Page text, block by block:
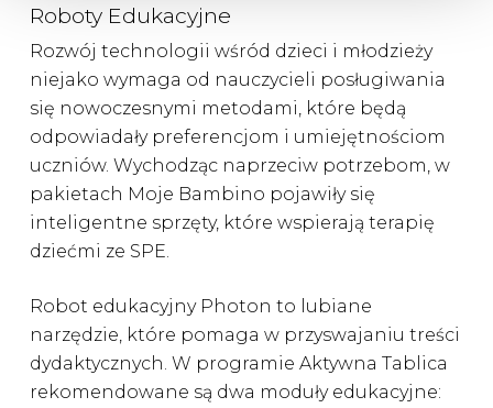
Roboty Edukacyjne
Rozwój technologii wśród dzieci i młodzieży
niejako wymaga od nauczycieli posługiwania
się nowoczesnymi metodami, które będą
odpowiadały preferencjom i umiejętnościom
uczniów. Wychodząc naprzeciw potrzebom, w
pakietach Moje Bambino pojawiły się
inteligentne sprzęty, które wspierają terapię
dziećmi ze SPE.
Robot edukacyjny Photon to lubiane
narzędzie, które pomaga w przyswajaniu treści
dydaktycznych. W programie Aktywna Tablica
rekomendowane są dwa moduły edukacyjne: